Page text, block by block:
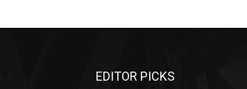
EDITOR PICKS